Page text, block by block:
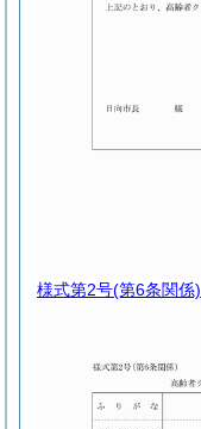
様式第2号(第6条関係)